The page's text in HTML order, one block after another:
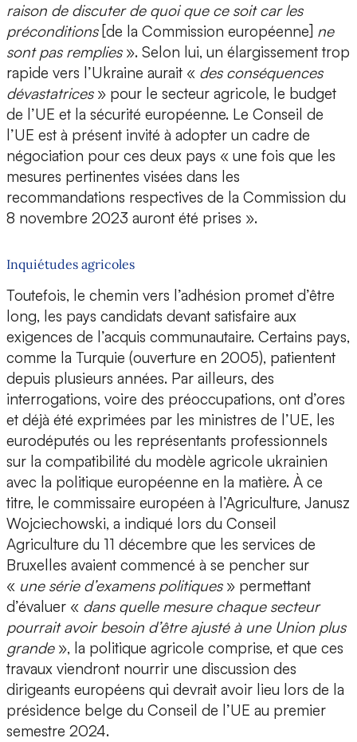
raison de discuter de quoi que ce soit car les
préconditions[de la Commission européenne] ne
sont pas remplies». Selon lui, un élargissement trop
rapide vers l’Ukraine aurait « des conséquences
dévastatrices » pour le secteur agricole, le budget
de l’UE et la sécurité européenne. Le Conseil de
l’UE est à présent invité à adopter un cadre de
négociation pour ces deux pays « une fois que les
mesures pertinentes visées dans les
recommandations respectives de la Commission du
8 novembre 2023 auront été prises ».
Inquiétudes agricoles
Toutefois, le chemin vers l’adhésion promet d’être
long, les pays candidats devant satisfaire aux
exigences de l’acquis communautaire. Certains pays,
comme la Turquie (ouverture en 2005), patientent
depuis plusieurs années. Par ailleurs, des
interrogations, voire des préoccupations, ont d’ores
et déjà été exprimées par les ministres de l’UE, les
eurodéputés ou les représentants professionnels
sur la compatibilité du modèle agricole ukrainien
avec la politique européenne en la matière. À ce
titre, le commissaire européen à l’Agriculture, Janusz
Wojciechowski, a indiqué lors du Conseil
Agriculture du 11 décembre que les services de
Bruxelles avaient commencé à se pencher sur
« une série d’examens politiques» permettant
d’évaluer « dans quelle mesure chaque secteur
pourrait avoir besoin d’être ajusté à une Union plus
grande», la politique agricole comprise, et que ces
travaux viendront nourrir une discussion des
dirigeants européens qui devrait avoir lieu lors de la
présidence belge du Conseil de l’UE au premier
semestre 2024.